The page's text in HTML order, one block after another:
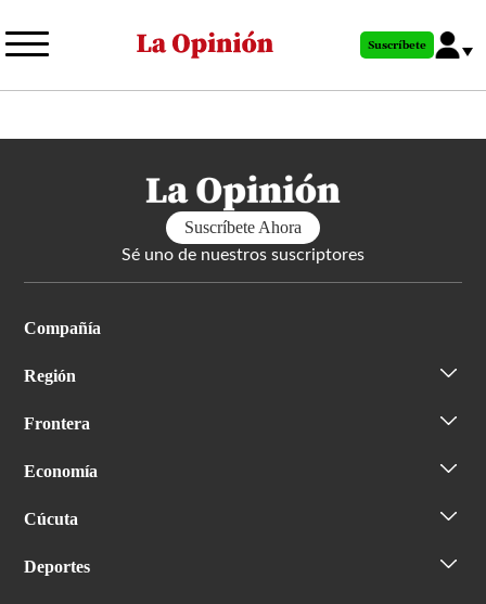
al
principal
Suscríbete
Suscríbete Ahora
Sé uno de nuestros suscriptores
Compañía
Región
Frontera
Economía
Cúcuta
Deportes